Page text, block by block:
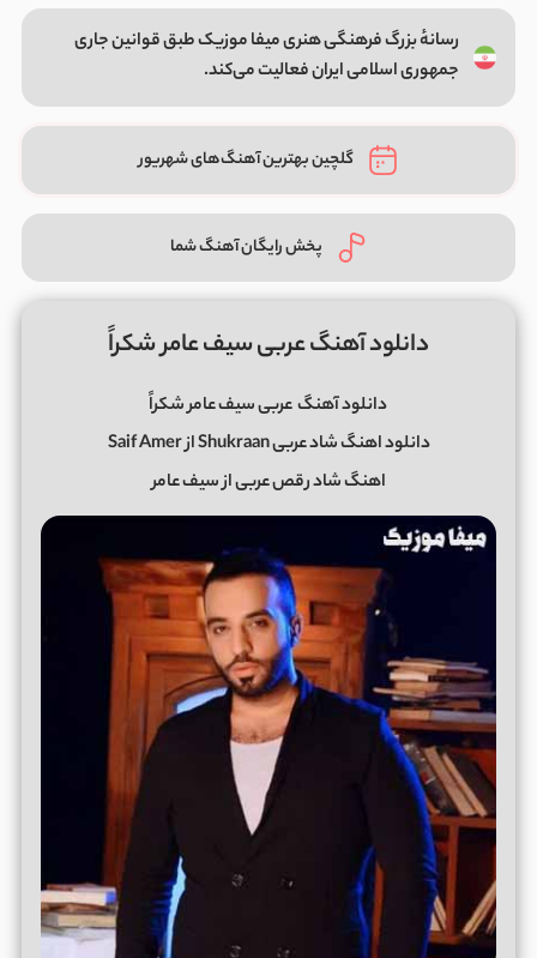
رسانهٔ بزرگ فرهنگی هنری میفا موزیک طبق قوانین جاری
جمهوری اسلامی ایران فعالیت می‌کند.
گلچین بهترین آهنگ‌های شهریور
پخش رایگان آهنگ شما
دانلود آهنگ عربی سیف عامر شکراً
دانلود آهنگعربی سیف عامر شکراً
دانلود اهنگ شاد عربی Shukraan از Saif Amer
اهنگ شاد رقص عربی از سیف عامر